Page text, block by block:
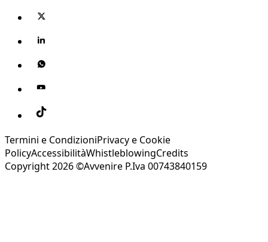
Termini e CondizioniPrivacy e Cookie
PolicyAccessibilitàWhistleblowingCredits
Copyright 2026 ©Avvenire P.Iva 00743840159